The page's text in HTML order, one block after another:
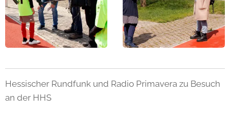
Hessischer Rundfunk und Radio Primavera zu Besuch
an der HHS